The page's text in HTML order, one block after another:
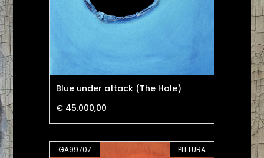
Blue under attack (The Hole)
€ 45.000,00
GA99707 PITTURA